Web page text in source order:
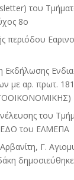
του
8ο
περιόδου
με αρ. πρωτ.
του
του ΕΛΜΕΠΑ
Γ.